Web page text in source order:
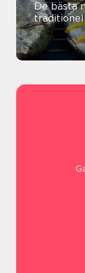
De bästa